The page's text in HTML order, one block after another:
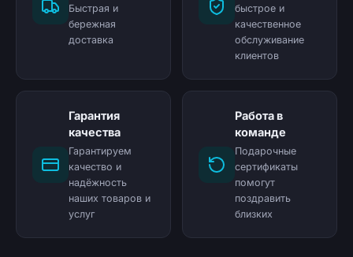
Быстрая и
бережная
доставка
быстрое и
качественное
обслуживание
клиентов
Гарантия
качества
Гарантируем
качество и
надёжность
наших товаров и
услуг
Работа в
команде
Подарочные
сертификаты
помогут
поздравить
близких